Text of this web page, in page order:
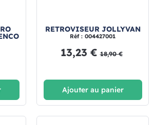
RETROVISEUR JOLLYVAN
Réf : 004427001
13,23 € 18,90 €
Ajouter au panier